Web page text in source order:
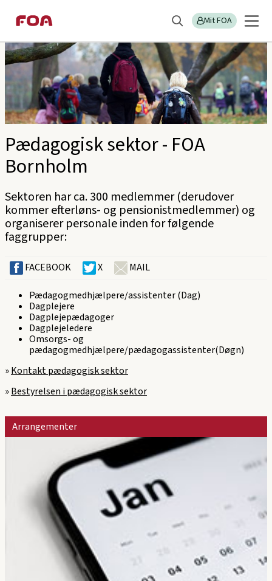
til
hovedindhold
til
hovedmenu
Søg Mit FOA
Sektions
menu
FOA Bornholm
Pædagogisk sektor - FOA
Bornholm
Sektoren har ca. 300 medlemmer (derudover
kommer efterløns- og pensionistmedlemmer) og
organiserer personale inden for følgende
faggrupper:
FACEBOOK X MAIL
Pædagogmedhjælpere/assistenter (Dag)
Dagplejere
Dagplejepædagoger
Dagplejeledere
Omsorgs- og
pædagogmedhjælpere/pædagogassistenter(Døgn)
»Kontakt pædagogisk sektor
»Bestyrelsen i pædagogisk sektor
Arrangementer